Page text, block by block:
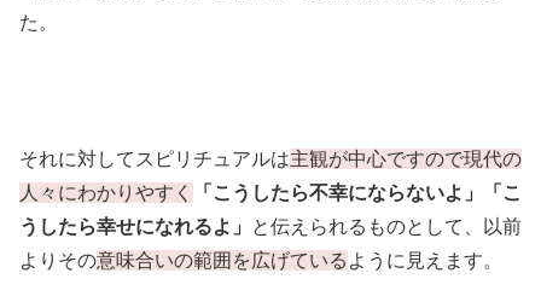
た。
それに対してスピリチュアルは主観が中心ですので現代の
人々にわかりやすく
「こうしたら不幸にならないよ」「こ
うしたら幸せになれるよ」
と伝えられるものとして、以前
よりその意味合いの範囲を広げている ように見えます。